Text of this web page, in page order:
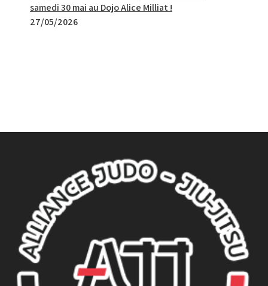
samedi 30 mai au Dojo Alice Milliat !
27/05/2026